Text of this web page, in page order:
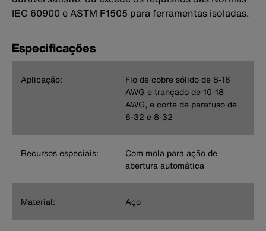
IEC 60900 e ASTM F1505 para ferramentas isoladas.
Especificações
Aplicação:
Fio de cobre sólido de 8-16
AWG e trançado de 10-18
AWG, e corte de parafuso de
6-32 e 8-32
Recursos especiais:
Com mola para ação de
abertura automática
Material: Aço